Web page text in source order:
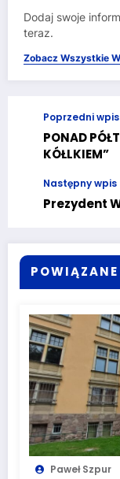
Dodaj swoje
teraz.
Zobacz Wszystkie
Poprzedni wpis
PONAD
KÓŁLKIEM”
Następny wpis
Prezydent
Paweł Szpur